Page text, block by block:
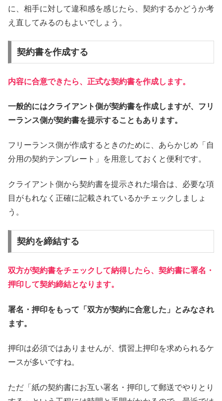
に、相手に対して違和感を感じたら、契約するかどうか考
え直してみるのもよいでしょう。
契約書を作成する
内容に合意できたら、正式な契約書を作成します。
一般的にはクライアント側が契約書を作成しますが、フリ
ーランス側が契約書を提示することもあります。
フリーランス側が作成するときのために、あらかじめ「自
分用の契約テンプレート」を用意しておくと便利です。
クライアント側から契約書を提示された場合は、必要な項
目がもれなく正確に記載されているかチェックしましょ
う。
契約を締結する
双方が契約書をチェックして納得したら、契約書に署名・
押印して契約締結となります。
署名・押印をもって「双方が契約に合意した」とみなされ
ます。
押印は必須ではありませんが、慣習上押印を求められるケ
ースが多いですね。
ただ「紙の契約書にお互い署名・押印して郵送でやりとり